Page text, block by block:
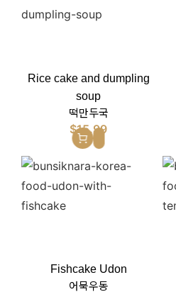
Rice cake and dumpling
soup
떡만두국
$15.99
Fishcake Udon
어묵우동